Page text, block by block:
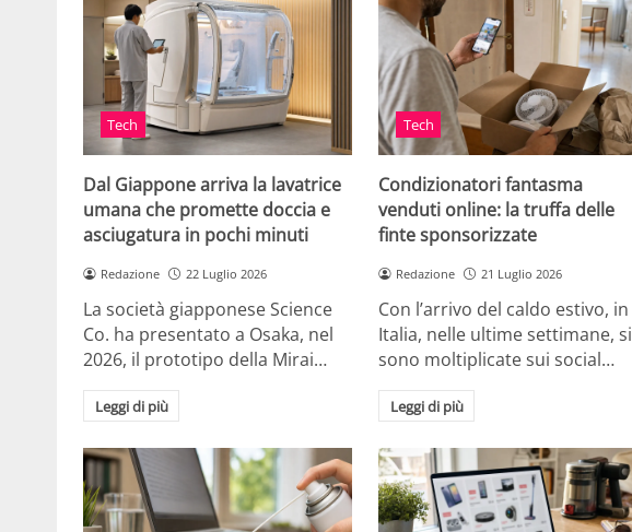
Tech
Dal Giappone arriva la lavatrice
umana che promette doccia e
asciugatura in pochi minuti
Redazione 22 Luglio 2026
La società giapponese Science
Co. ha presentato a Osaka, nel
2026, il prototipo della Mirai…
Leggi di più
Tech
Condizionatori fantasma
venduti online: la truffa delle
finte sponsorizzate
Redazione 21 Luglio 2026
Con l’arrivo del caldo estivo, in
Italia, nelle ultime settimane, si
sono moltiplicate sui social…
Leggi di più